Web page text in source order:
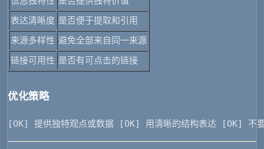
表达清晰度 是否便于提取和引用
来源多样性 避免全部来自同一来源
链接可用性 是否有可点击的链接
优化策略
[OK] 提供独特观点或数据 [OK] 用清晰的结构表达 [OK] 不